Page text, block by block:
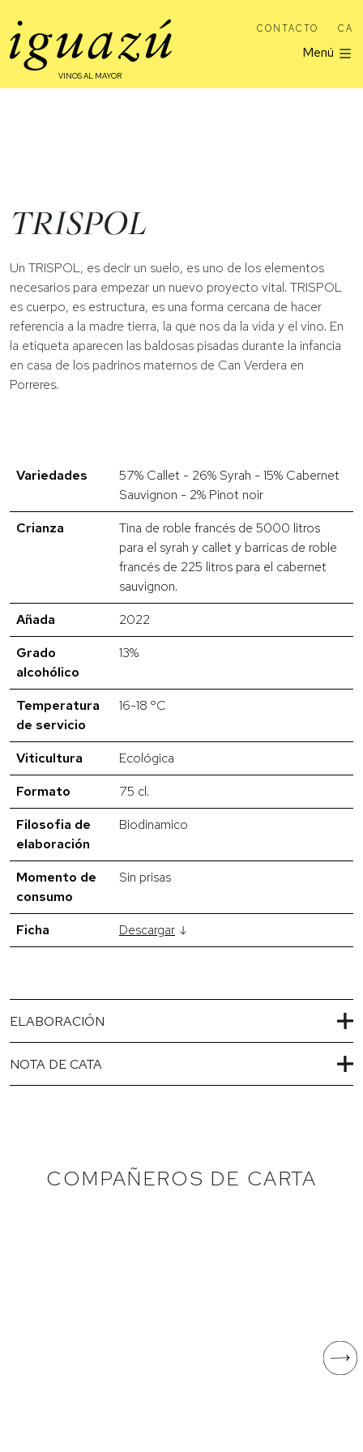
CONTACTO CA
Menú
VINOS AL MAYOR
TRISPOL
Un TRISPOL, es decir un suelo, es uno de los elementos
necesarios para empezar un nuevo proyecto vital. TRISPOL
es cuerpo, es estructura, es una forma cercana de hacer
referencia a la madre tierra, la que nos da la vida y el vino. En
la etiqueta aparecen las baldosas pisadas durante la infancia
en casa de los padrinos maternos de Can Verdera en
Porreres.
Variedades
57% Callet - 26% Syrah - 15% Cabernet
Sauvignon - 2% Pinot noir
Crianza
Tina de roble francés de 5000 litros
para el syrah y callet y barricas de roble
francés de 225 litros para el cabernet
sauvignon.
Añada
2022
Grado
alcohólico
13%
Temperatura
de servicio
16-18 ºC
Viticultura
Ecológica
Formato
75 cl.
Filosofia de
elaboración
Biodinamico
Momento de
consumo
Sin prisas
Ficha Descargar
ELABORACIÓN
NOTA DE CATA
COMPAÑEROS DE CARTA